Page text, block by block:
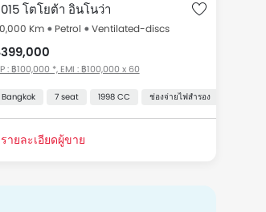
เซ็นทรัลล็อค ถุงลมฝั่งคนนั่ง
รับอากาศอัตโนมัติ ระบบเครื่องเสียงหน้าจอสัมผัส ระบบป้องกันล้อล็
โตโยต้า อินโนว่า
Km Petrol Ventilated-discs
: ฿100,000 *, EMI : ฿100,000 x 60
Bangkok 7 seat 1998 CC ช่องจ่ายไฟสำรอง
ายละเอียดผู้ขาย